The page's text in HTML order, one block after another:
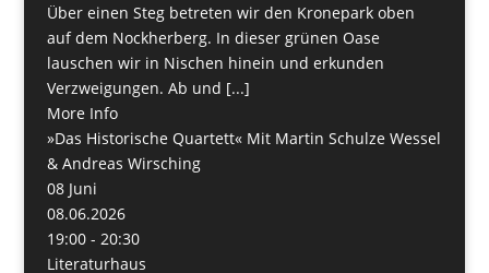
Über einen Steg betreten wir den Kronepark oben
auf dem Nockherberg. In dieser grünen Oase
lauschen wir in Nischen hinein und erkunden
Verzweigungen. Ab und [...]
More Info
»Das Historische Quartett« Mit Martin Schulze Wessel
& Andreas Wirsching
08 Juni
08.06.2026
19:00 - 20:30
Literaturhaus